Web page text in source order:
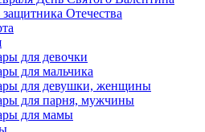
Отечества
для девочки
для мальчика
для девушки, женщины
для парня, мужчины
для мамы